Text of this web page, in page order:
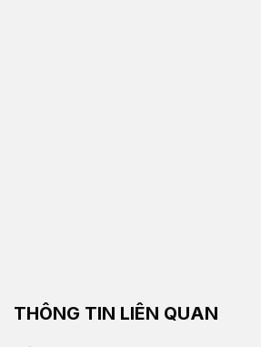
THÔNG TIN LIÊN QUAN